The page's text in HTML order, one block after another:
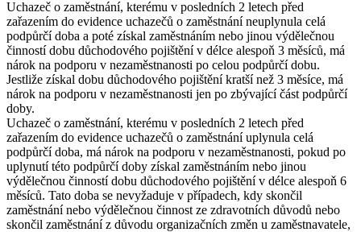
Uchazeč o zaměstnání, kterému v posledních 2 letech před
zařazením do evidence uchazečů o zaměstnání neuplynula celá
podpůrčí doba a poté získal zaměstnáním nebo jinou výdělečnou
činností dobu důchodového pojištění v délce alespoň 3 měsíců, má
nárok na podporu v nezaměstnanosti po celou podpůrčí dobu.
Jestliže získal dobu důchodového pojištění kratší než 3 měsíce, má
nárok na podporu v nezaměstnanosti jen po zbývající část podpůrčí
doby.
Uchazeč o zaměstnání, kterému v posledních 2 letech před
zařazením do evidence uchazečů o zaměstnání uplynula celá
podpůrčí doba, má nárok na podporu v nezaměstnanosti, pokud po
uplynutí této podpůrčí doby získal zaměstnáním nebo jinou
výdělečnou činností dobu důchodového pojištění v délce alespoň 6
měsíců. Tato doba se nevyžaduje v případech, kdy skončil
zaměstnání nebo výdělečnou činnost ze zdravotních důvodů nebo
skončil zaměstnání z důvodu organizačních změn u zaměstnavatele,